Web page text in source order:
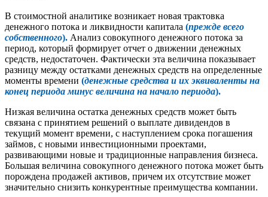
В стоимостной аналитике возникает новая трактовка
денежного потока и ликвидности капитала (прежде всего
собственного). Анализ совокупного денежного потока за
период, который формирует отчет о движении денежных
средств, недостаточен. Фактически эта величина показывает
разницу между остатками денежных средств на определенные
моменты времени (денежные средства и их эквиваленты на
конец периода минус величина на начало периода).
Низкая величина остатка денежных средств может быть
связана с принятием решений о выплате дивидендов в
текущий момент времени, с наступлением срока погашения
займов, с новыми инвестиционными проектами,
развивающими новые и традиционные направления бизнеса.
Большая величина совокупного денежного потока может быть
порождена продажей активов, причем их отсутствие может
значительно снизить конкурентные преимущества компании.